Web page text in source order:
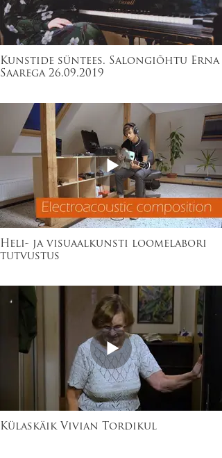
Kunstide süntees. Salongiõhtu Erna
Saarega 26.09.2019
Heli- ja visuaalkunsti loomelabori
tutvustus
Külaskäik Vivian Tordikul